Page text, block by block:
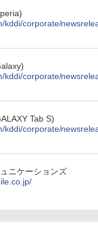
kddi/corporate/
kddi/corporate/
Tab S)
kddi/corporate/
ニケーションズ